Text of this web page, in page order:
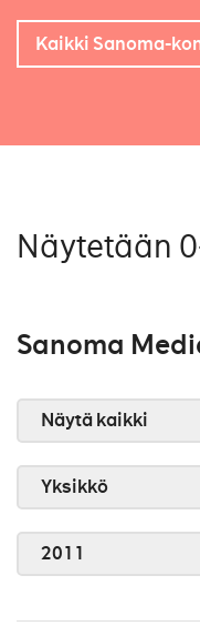
Kaikki Sanoma-
Näytetään
Sanoma
Näytä kaikki
Yksikkö
2011